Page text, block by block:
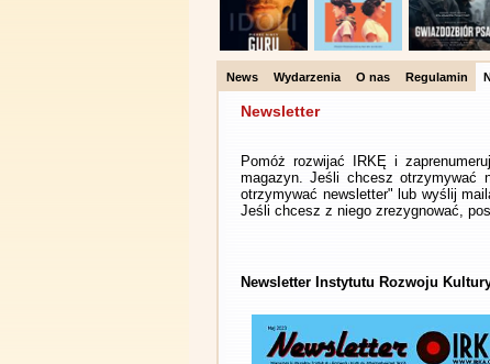
News Wydarzenia O nas Regulamin
Newsletter
Pomóż rozwijać IRKĘ i
magazyn. Jeśli chcesz otrzymywać
otrzymywać newsletter" lub wyślij
Jeśli chcesz z niego zrezygnować,
Newsletter Instytutu Rozwoju